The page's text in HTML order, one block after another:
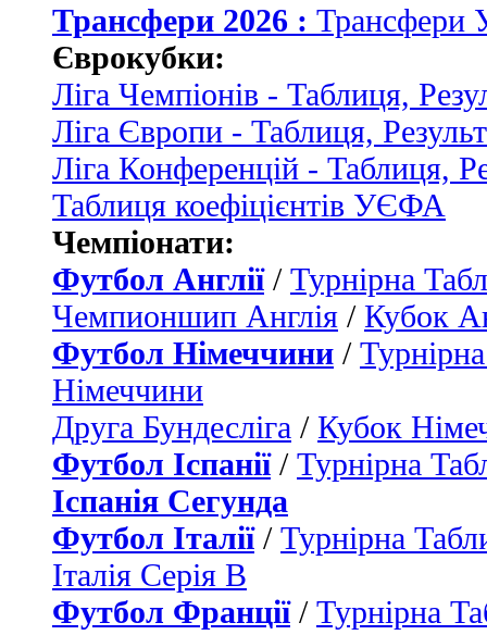
Трансфери 2026 : Трансфери
Єврокубки:
Ліга Чемпіонів - Таблиця,
Ліга Європи - Таблиця,
Ліга Конференцій - Таблиця,
Таблиця коефіцієнтів УЄФА
Чемпіонати:
Футбол Англії/ Турнірна
Чемпионшип Англія / Кубок
Футбол Німеччини /
Німеччини
Друга Бундесліга / Кубок
Футбол Іспанії/ Турнірна
Іспанія Сегунда
Футбол Італії/ Турнірна
Італія Серія B
Футбол Франції/ Турнірна